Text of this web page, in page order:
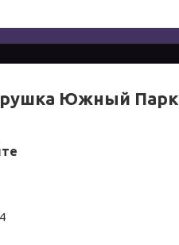
Южный Парк